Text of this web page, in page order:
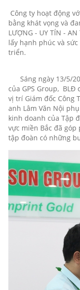
Công ty hoạt động
bằng khát vọng và
LƯỢNG - UY TÍN -
lấy hạnh phúc và
triển.
Sáng ngày 13/5/
của GPS Group,
vị trí Giám đốc Công
anh Lâm Văn Nội
kinh doanh của Tập
vực miền Bắc đã
tập đoàn có những